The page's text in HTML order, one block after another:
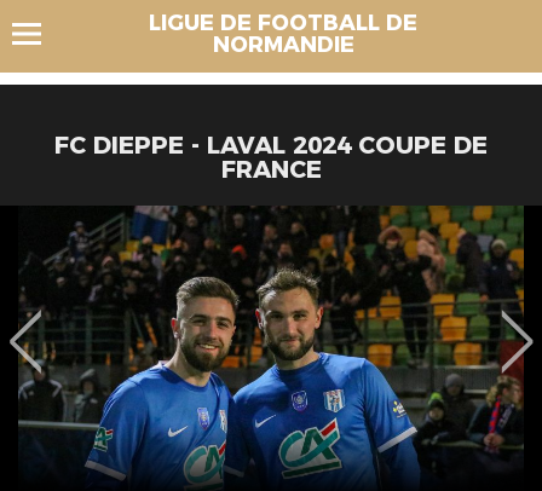
LIGUE DE FOOTBALL DE
NORMANDIE
FC DIEPPE - LAVAL 2024 COUPE DE
FRANCE